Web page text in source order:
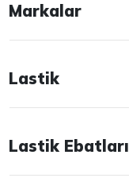
Markalar
Lastik
Lastik Ebatları